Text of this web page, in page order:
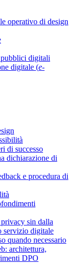
operativo di design
digitali
digitale (e-
di successo
dichiarazione di
e procedura di
sin dalla
servizio digitale
quando necessario
architettura,
DPO